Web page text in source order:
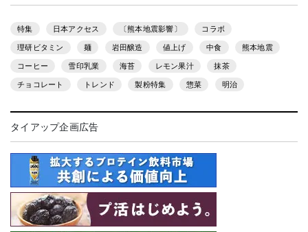
特集 日本アクセス 〔熊本地震影響〕 コラボ
理研ビタミン 麺 岩田醸造 値上げ 中食 熊本地震
コーヒー 雪印乳業 海苔 レモン果汁 抹茶
チョコレート トレンド 製粉特集 惣菜 明治
タイアップ企画広告